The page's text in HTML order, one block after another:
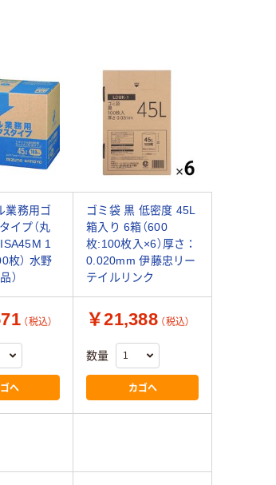
業務用ゴ
イプ（丸
1
枚） 水野
）
ゴミ袋 黒 低密度 45L
箱入り 6箱（600
枚:100枚入×6）厚さ：
0.020mm 伊藤忠リー
テイルリンク
（税込）
へ
￥21,388 （税込）
数量
カゴへ